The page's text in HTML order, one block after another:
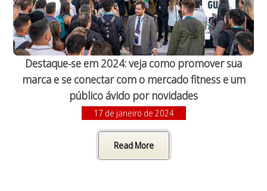
Destaque-se em 2024: veja como promover sua
marca e se conectar com o mercado fitness e um
público ávido por novidades
17 de janeiro de 2024
Read More